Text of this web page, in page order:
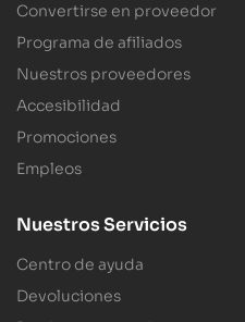
Convertirse en proveedor
Programa de afiliados
Nuestros proveedores
Accesibilidad
Promociones
Empleos
Nuestros Servicios
Centro de ayuda
Devoluciones